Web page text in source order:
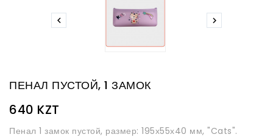
 
ПЕНАЛ ПУСТОЙ, 1 ЗАМОК
640 KZT
Пенал 1 замок пустой, размер: 195х55х40 мм, "Cats".